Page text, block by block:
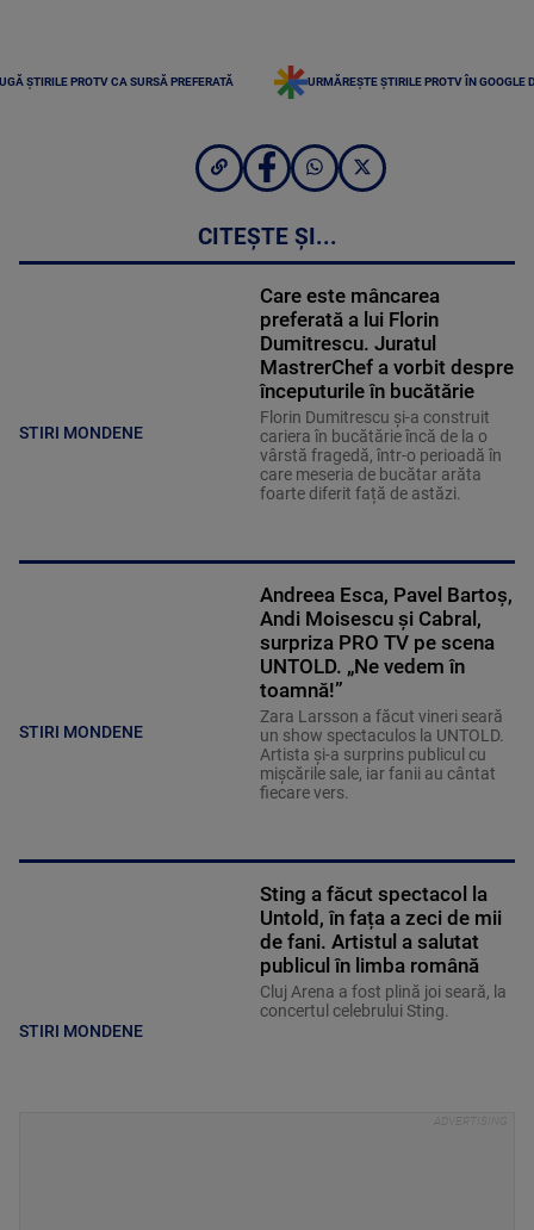
ȘTIRILE PROTV CA SURSĂ PREFERATĂ URMĂREȘTE ȘTIRILE PROTV ÎN GOOGLE
CITEȘTE ȘI...
STIRI MONDENE
Care este mâncarea
preferată a lui Florin
Dumitrescu. Juratul
MastrerChef a vorbit despre
începuturile în bucătărie
Florin Dumitrescu și-a construit
cariera în bucătărie încă de la o
vârstă fragedă, într-o perioadă în
care meseria de bucătar arăta
foarte diferit față de astăzi.
STIRI MONDENE
Andreea Esca, Pavel Bartoș,
Andi Moisescu și Cabral,
surpriza PRO TV pe scena
UNTOLD. „Ne vedem în
toamnă!”
Zara Larsson a făcut vineri seară
un show spectaculos la UNTOLD.
Artista și-a surprins publicul cu
mișcările sale, iar fanii au cântat
fiecare vers.
STIRI MONDENE
Sting a făcut spectacol la
Untold, în fața a zeci de mii
de fani. Artistul a salutat
publicul în limba română
Cluj Arena a fost plină joi seară, la
concertul celebrului Sting.